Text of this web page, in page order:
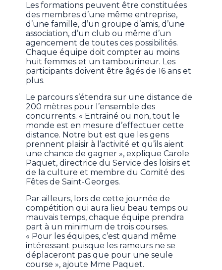
Les formations peuvent être constituées
des membres d’une même entreprise,
d’une famille, d’un groupe d’amis, d’une
association, d’un club ou même d’un
agencement de toutes ces possibilités.
Chaque équipe doit compter au moins
huit femmes et un tambourineur. Les
participants doivent être âgés de 16 ans et
plus.
Le parcours s’étendra sur une distance de
200 mètres pour l’ensemble des
concurrents. « Entrainé ou non, tout le
monde est en mesure d’effectuer cette
distance. Notre but est que les gens
prennent plaisir à l’activité et qu’ils aient
une chance de gagner », explique Carole
Paquet, directrice du Service des loisirs et
de la culture et membre du Comité des
Fêtes de Saint-Georges.
Par ailleurs, lors de cette journée de
compétition qui aura lieu beau temps ou
mauvais temps, chaque équipe prendra
part à un minimum de trois courses.
« Pour les équipes, c’est quand même
intéressant puisque les rameurs ne se
déplaceront pas que pour une seule
course », ajoute Mme Paquet.